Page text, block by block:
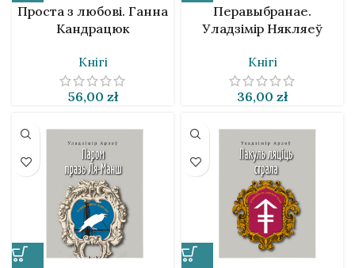
Проста з любові. Ганна
Кандрацюк
Кнігі
56,00 zł
Перавыбранае.
Уладзімір Някляеў
Кнігі
36,00 zł